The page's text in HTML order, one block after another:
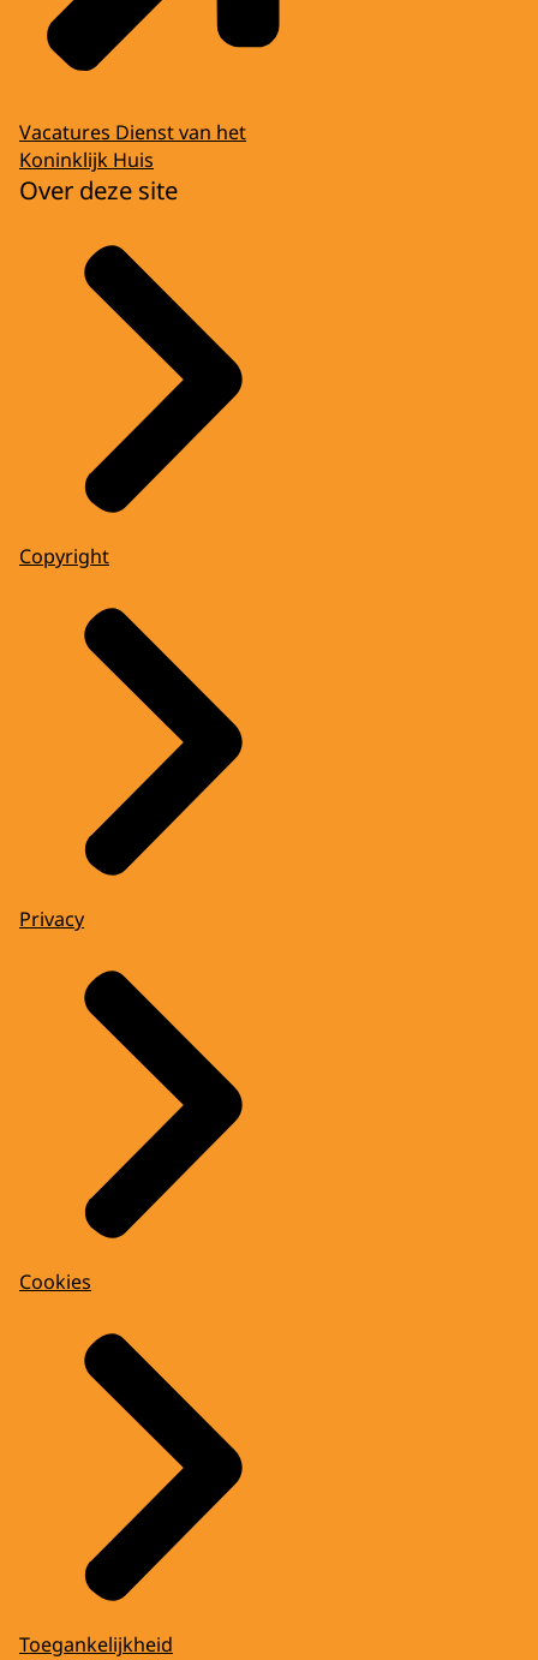
Vacatures Dienst van het
Koninklijk Huis
Over deze site
Copyright
Privacy
Cookies
Toegankelijkheid